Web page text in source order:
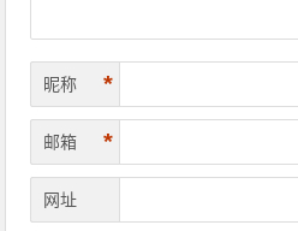
昵称 *
邮箱 *
网址